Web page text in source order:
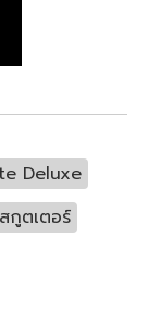
Deluxe
กูตเตอร์